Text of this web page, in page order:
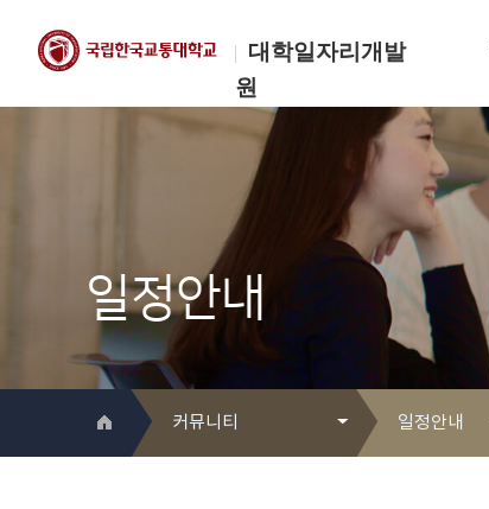
대학일자리개발
원
한국교통대학교
대학일자리개발원
일정안내
커뮤니티 일정안내